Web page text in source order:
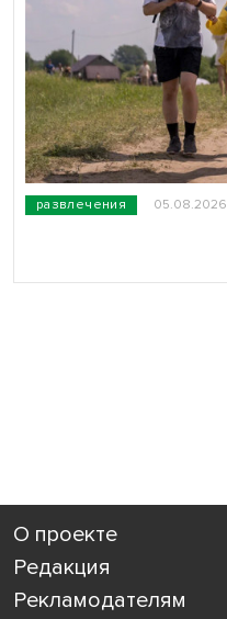
развлечения 05.08.2026
О проекте
Редакция
Рекламодателям